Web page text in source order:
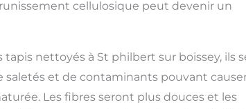
cellulosique peut devenir un
tapis nettoyés à St philbert sur boissey, ils
saletés et de contaminants pouvant
Les fibres seront plus douces et les